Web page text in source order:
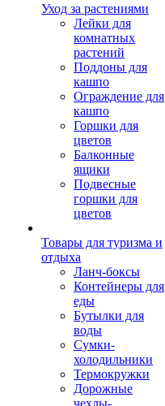
Уход за растениями
Лейки для
комнатных
растений
Поддоны для
кашпо
Ограждение для
кашпо
Горшки для
цветов
Балконные
ящики
Подвесные
горшки для
цветов
Товары для туризма и
отдыха
Ланч-боксы
Контейнеры для
еды
Бутылки для
воды
Сумки-
холодильники
Термокружки
Дорожные
чехлы-